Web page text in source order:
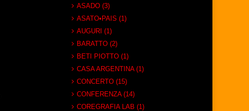
ASADO (3)
ASATO•PAIS (1)
AUGURI (1)
BARATTO (2)
BETI PIOTTO (1)
CASA ARGENTINA (1)
CONCERTO (15)
CONFERENZA (14)
COREGRAFIA LAB (1)